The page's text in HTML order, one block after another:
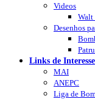
Videos
Walt
Desenhos
Links de Interesse
MAI
ANEPC
Liga de